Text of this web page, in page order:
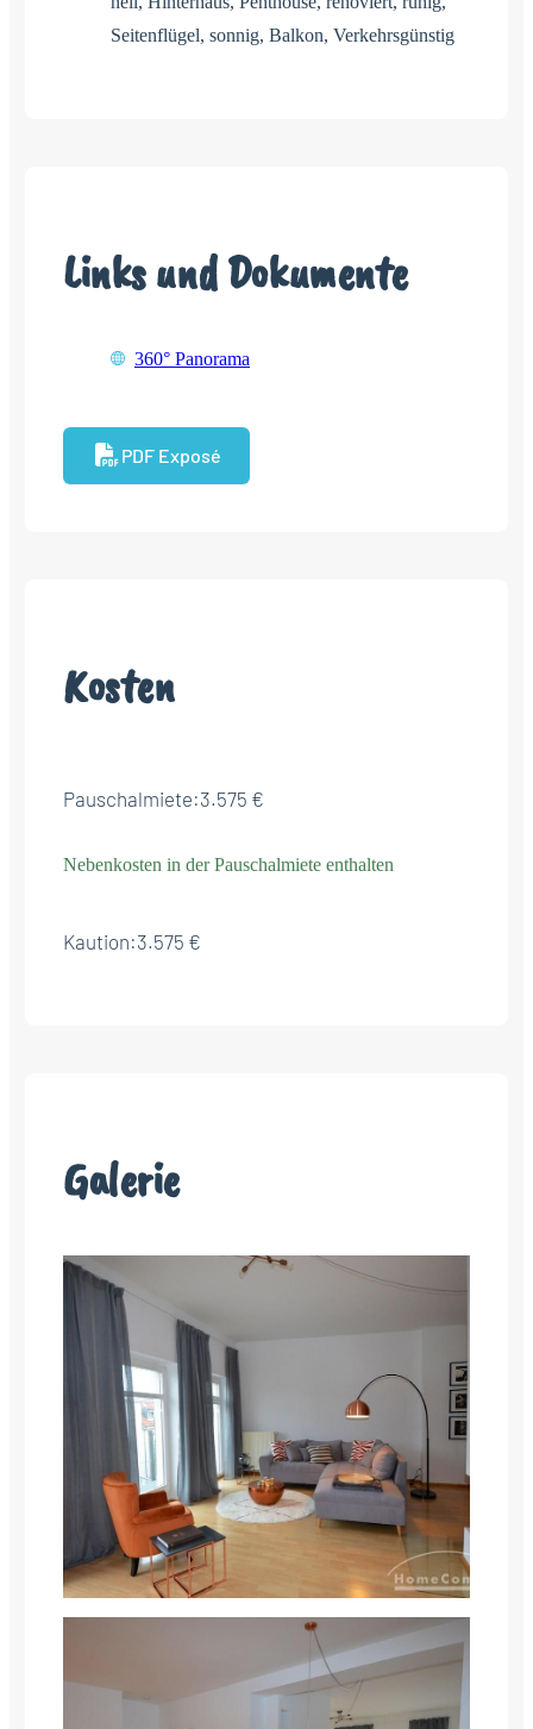
Seitenflügel, sonnig, Balkon, Verkehrsgünstig
Links und Dokumente
360° Panorama
PDF Exposé
Kosten
Pauschalmiete:3.575 €
Nebenkosten in der Pauschalmiete enthalten
Kaution:3.575 €
Galerie